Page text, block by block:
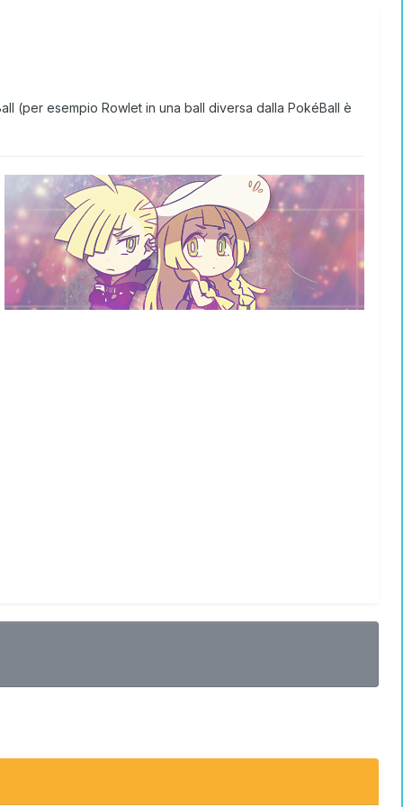
(per esempio Rowlet in una ball diversa dalla PokéBall è